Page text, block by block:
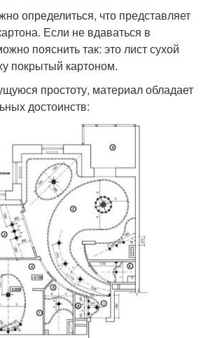
определиться, что представляет
Если не вдаваться в
пояснить так: это лист сухой
покрытый картоном.
простоту, материал обладает
достоинств: